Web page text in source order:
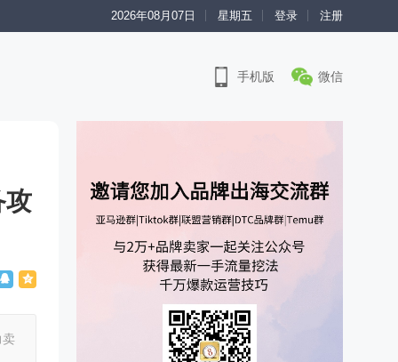
2026年08月07日 星期五 登录 注册
手机版 微信
攻
卖